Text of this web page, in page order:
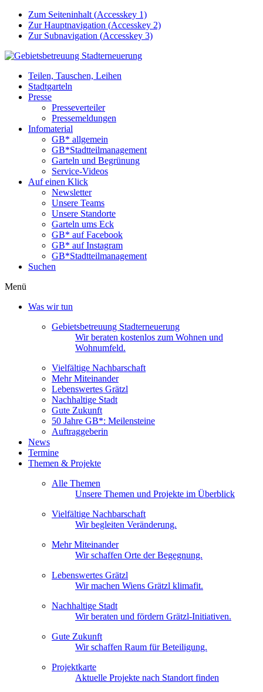
Zum Seiteninhalt (Accesskey 1)
Zur Hauptnavigation (Accesskey 2)
Zur Subnavigation (Accesskey 3)
Teilen, Tauschen, Leihen
Stadtgarteln
Presse
Presseverteiler
Pressemeldungen
Infomaterial
GB* allgemein
GB*Stadtteilmanagement
Garteln und Begrünung
Service-Videos
Auf einen Klick
Newsletter
Unsere Teams
Unsere Standorte
Garteln ums Eck
GB* auf Facebook
GB* auf Instagram
GB*Stadtteilmanagement
Suchen
Menü
Was wir tun
Gebietsbetreuung Stadterneuerung
Wir beraten kostenlos zum Wohnen und
Wohnumfeld.
Vielfältige Nachbarschaft
Mehr Miteinander
Lebenswertes Grätzl
Nachhaltige Stadt
Gute Zukunft
50 Jahre GB*: Meilensteine
Auftraggeberin
News
Termine
Themen & Projekte
Alle Themen
Unsere Themen und Projekte im Überblick
Vielfältige Nachbarschaft
Wir begleiten Veränderung.
Mehr Miteinander
Wir schaffen Orte der Begegnung.
Lebenswertes Grätzl
Wir machen Wiens Grätzl klimafit.
Nachhaltige Stadt
Wir beraten und fördern Grätzl-Initiativen.
Gute Zukunft
Wir schaffen Raum für Beteiligung.
Projektkarte
Aktuelle Projekte nach Standort finden